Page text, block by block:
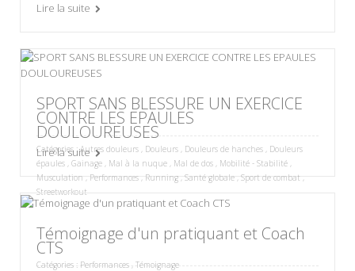
Lire la suite
SPORT SANS BLESSURE UN EXERCICE
CONTRE LES EPAULES
DOULOUREUSES
Catégories :Autres douleurs Douleurs Douleurs de hanches
Douleurs
épaules Gainage Mal à la nuque Mal de dos Mobilité - Stabilité
Musculation
Performances Running Santé globale Sport de combat
Streetworkout
Lire la suite
Témoignage d'un pratiquant et Coach
CTS
Catégories : Performances , Témoignage